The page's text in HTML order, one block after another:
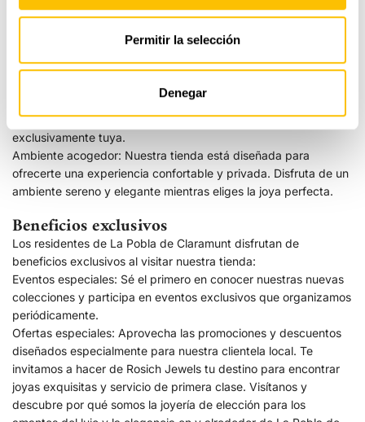
Permitir la selección
Denegar
escuchando tus preferencias y ofreciéndote opciones que
para un evento especial, un regalo significativo o simplemente
quieras consentirte, estamos aquí para ayudarte.
explora nuestro servicio de diseño personalizado. Trabaja junto
a nuestros diseñadores para crear una joya que sea
exclusivamente tuya.
Ambiente acogedor: Nuestra tienda está diseñada para
ofrecerte una experiencia confortable y privada. Disfruta de un
ambiente sereno y elegante mientras eliges la joya perfecta.
Beneficios exclusivos
Los residentes de La Pobla de Claramunt disfrutan de
beneficios exclusivos al visitar nuestra tienda:
Eventos especiales: Sé el primero en conocer nuestras nuevas
colecciones y participa en eventos exclusivos que organizamos
periódicamente.
Ofertas especiales: Aprovecha las promociones y descuentos
diseñados especialmente para nuestra clientela local. Te
invitamos a hacer de Rosich Jewels tu destino para encontrar
joyas exquisitas y servicio de primera clase. Visítanos y
descubre por qué somos la joyería de elección para los